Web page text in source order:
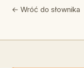
← Wróć do słownika